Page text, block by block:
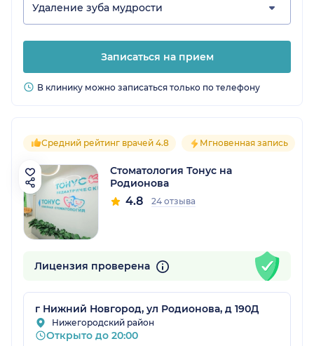
Удаление зуба мудрости
Записаться на прием
В клинику можно записаться только по телефону
Средний рейтинг врачей 4.8 Мгновенная запись
Стоматология Тонус на
Родионова
4.8 24 отзыва
Лицензия проверена
г Нижний Новгород, ул Родионова, д 190Д
Нижегородский район
Открыто до 20:00